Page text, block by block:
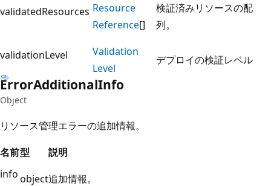
validatedResources Resource
Reference[]
検証済みリソースの配
列。
validationLevel
Validation
Level
デプロイの検証レベル
ErrorAdditionalInfo
Object
リソース管理エラーの追加情報。
名前型
説明
infoobject追加情報。